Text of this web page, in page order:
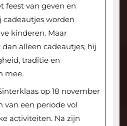
feest van geven en
cadeautjes worden
kinderen. Maar
alleen cadeautjes; hij
traditie en
mee.
op 18 november
van een periode vol
activiteiten. Na zijn